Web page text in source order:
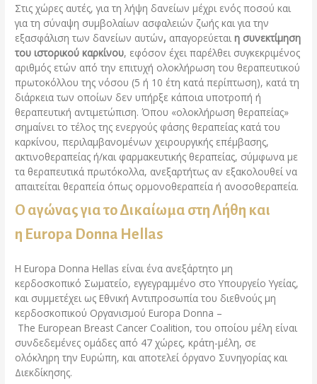
Στις χώρες αυτές, για τη λήψη δανείων μέχρι ενός ποσού και
για τη σύναψη συμβολαίων ασφαλειών ζωής και για την
εξασφάλιση των δανείων αυτών, απαγορεύεται η συνεκτίμηση
του ιστορικού καρκίνου, εφόσον έχει παρέλθει συγκεκριμένος
αριθμός ετών από την επιτυχή ολοκλήρωση του θεραπευτικού
πρωτοκόλλου της νόσου (5 ή 10 έτη κατά περίπτωση), κατά τη
διάρκεια των οποίων δεν υπήρξε κάποια υποτροπή ή
θεραπευτική αντιμετώπιση. Όπου «ολοκλήρωση θεραπείας»
σημαίνει το τέλος της ενεργούς φάσης θεραπείας κατά του
καρκίνου, περιλαμβανομένων χειρουργικής επέμβασης,
ακτινοθεραπείας ή/και φαρμακευτικής θεραπείας, σύμφωνα με
τα θεραπευτικά πρωτόκολλα, ανεξαρτήτως αν εξακολουθεί να
απαιτείται θεραπεία όπως ορμονοθεραπεία ή ανοσοθεραπεία.
Ο αγώνας για το Δικαίωμα στη Λήθη και
η Europa Donna Hellas
Η Europa Donna Hellas είναι ένα ανεξάρτητο μη
κερδοσκοπικό Σωματείο, εγγεγραμμένο στο Υπουργείο Υγείας,
και συμμετέχει ως Εθνική Αντιπροσωπία του διεθνούς μη
κερδοσκοπικού Οργανισμού Europa Donna –
The European Breast Cancer Coalition, του οποίου μέλη είναι
συνδεδεμένες ομάδες από 47 χώρες, κράτη-μέλη, σε
ολόκληρη την Ευρώπη, και αποτελεί όργανο Συνηγορίας και
Διεκδίκησης.